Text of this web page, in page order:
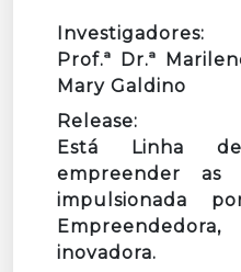
Investigadores:
Prof.ª Dr.ª
Mary Galdino
Release:
Está Linha
empreender as
impulsionada
inovadora.